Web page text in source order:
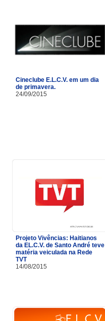
Cineclube E.L.C.V. em um dia
de primavera.
24/09/2015
Projeto Vivências: Haitianos
da EL.C.V. de Santo André teve
matéria veiculada na Rede
TVT
14/08/2015